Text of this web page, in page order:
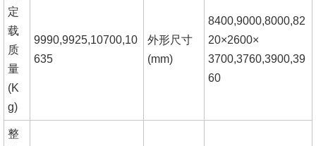
定
载
质
量
(K
g)
9990,9925,10700,10
635
外形尺寸
(mm)
8400,9000,8000,82
20×2600×
3700,3760,3900,39
60
整